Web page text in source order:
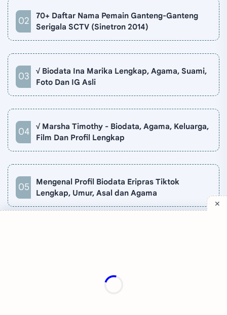
70+ Daftar Nama Pemain Ganteng-Ganteng
Serigala SCTV (Sinetron 2014)
√ Biodata Ina Marika Lengkap, Agama, Suami,
Foto Dan IG Asli
√ Marsha Timothy - Biodata, Agama, Keluarga,
Film Dan Profil Lengkap
Mengenal Profil Biodata Eripras Tiktok
Lengkap, Umur, Asal dan Agama
Quick Links